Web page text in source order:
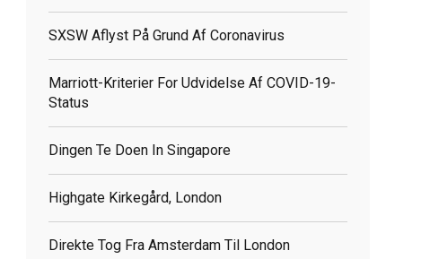
Related
Posts
SXSW Aflyst På Grund Af Coronavirus
Marriott-Kriterier For Udvidelse Af COVID-19-
Status
Dingen Te Doen In Singapore
Highgate Kirkegård, London
Direkte Tog Fra Amsterdam Til London